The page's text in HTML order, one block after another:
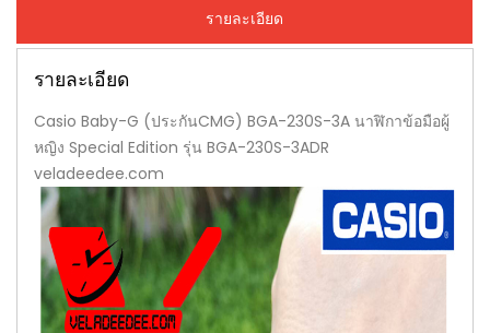
รายละเอียด
รายละเอียด
Casio Baby-G (ประกันCMG) BGA-230S-3A นาฬิกาข้อมือผู้
หญิง Special Edition รุ่น BGA-230S-3ADR
veladeedee.com